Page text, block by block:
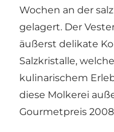
Wochen an der
gelagert. Der
äußerst delikate
Salzkristalle,
kulinarischem
diese Molkerei
Gourmetpreis